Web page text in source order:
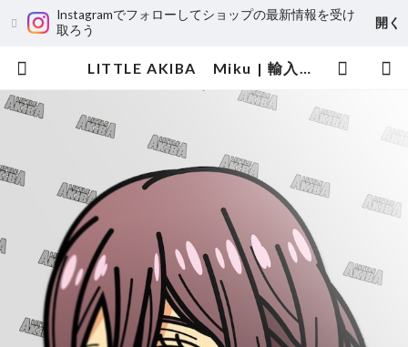
Instagramでフォローしてショップの最新情報を受け
取ろう
開く
LITTLE AKIBA Miku | 輸入アニメステッカー専門店 SUNSET Stickers Store